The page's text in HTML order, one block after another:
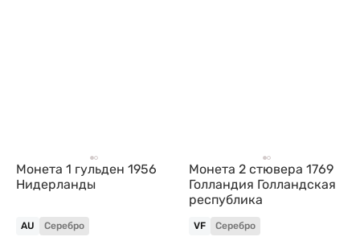
Монета 1 гульден 1956
Нидерланды
AU Серебро
Монета 2 стювера 1769
Голландия Голландская
республика
VF Серебро